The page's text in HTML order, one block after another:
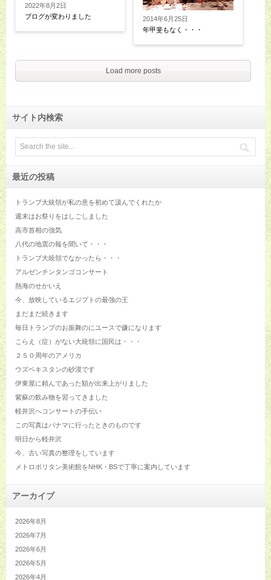
2022年8月2日
ブログが変わりました
2014年6月25日
年甲斐もなく・・・
Load more posts
サイト内検索
最近の投稿
トランプ大統領が私の意を初めて汲んでくれたか
週末はお祭りをはしごしました
高市首相の強気
八代の地震の報を聞いて・・・
トランプ大統領でなかったら・・・
アルゼンチンタンゴコンサート
熱海のせかいえ
今、放映しているエジプトの最強の王
まだまだ続きます
毎日トランプのお振舞のにユースで嫌になります
こらえ（症）がない大統領に国民は・・・
２５０周年のアメリカ
ウズベキスタンの砂漠です
伊東屋に頼んであった額が出来上がりました
紫蘇の飲み物を習ってきました
軽井沢へコンサートの手伝い
この写真はパナマに行ったときのものです
明日から軽井沢
今、古い写真の整理をしています
メトロポリタン美術館をNHK・BSで丁寧に案内しています
アーカイブ
2026年8月
2026年7月
2026年6月
2026年5月
2026年4月